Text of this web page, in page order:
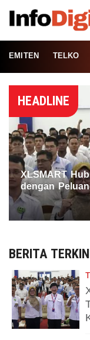
EMITEN TELKO
HEADLINE
XLSMART
dengan
BERITA